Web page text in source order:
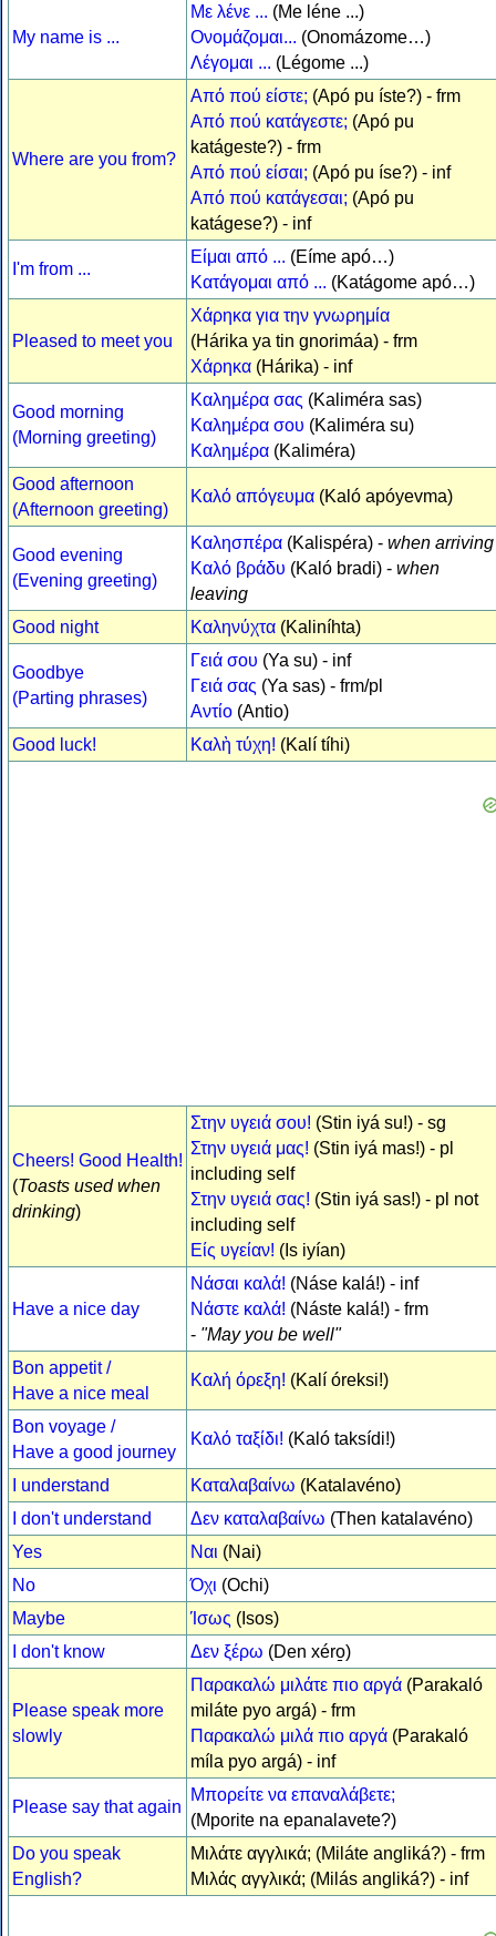
My name is ...
Με λένε ... (Me léne ...)
Ονομάζομαι... (Onomázome…)
Λέγομαι ... (Légome ...)
Where are you from?
Από πού είστε; (Apó pu íste?) - frm
Από πού κατάγεστε; (Apó pu
katágeste?) - frm
Από πού είσαι; (Apó pu íse?) - inf
Από πού κατάγεσαι; (Apó pu
katágese?) - inf
I'm from ...
Είμαι από ... (Eíme apó…)
Κατάγομαι από ... (Katágome apó…)
Pleased to meet you
Χάρηκα για την γνωρημία
(Hárika ya tin gnorimáa) - frm
Χάρηκα (Hárika) - inf
Good morning
(Morning greeting)
Καλημέρα σας (Kaliméra sas)
Καλημέρα σου (Kaliméra su)
Καλημέρα (Kaliméra)
Good afternoon
(Afternoon greeting)
Καλό απόγευμα (Kaló apóyevma)
Good evening
(Evening greeting)
Καλησπέρα (Kalispéra) - when arriving
Καλό βράδυ (Kaló bradi) - when
leaving
Good night
Καληνύχτα (Kaliníhta)
Goodbye
(Parting phrases)
Γειά σου (Ya su) - inf
Γειά σας (Ya sas) - frm/pl
Αντίο (Antio)
Good luck!
Καλὴ τύχη! (Kalí tíhi)
Cheers! Good Health!
(Toasts used when
drinking)
Στην υγειά σου! (Stin iyá su!) - sg
Στην υγειά μας! (Stin iyá mas!) - pl
including self
Στην υγειά σας! (Stin iyá sas!) - pl not
including self
Είς υγείαν! (Is iyían)
Have a nice day
Νάσαι καλά! (Náse kalá!) - inf
Νάστε καλά! (Náste kalá!) - frm
- "May you be well"
Bon appetit /
Have a nice meal
Καλή όρεξη! (Kalí óreksi!)
Bon voyage /
Have a good journey
Καλό ταξίδι! (Kaló taksídi!)
I understand Καταλαβαίνω (Katalavéno)
I don't understand
Δεν καταλαβαίνω (Then katalavéno)
Yes
Ναι (Nai)
No
Όχι (Ochi)
Maybe
Ίσως (Isos)
I don't know
Δεν ξέρω (Den xéro̱)
Please speak more
slowly
Παρακαλώ μιλάτε πιο αργά (Parakaló
miláte pyo argá) - frm
Παρακαλώ μιλά πιο αργά (Parakaló
míla pyo argá) - inf
Please say that again
Μπορείτε να επαναλάβετε;
(Mporite na epanalavete?)
Do you speak
English?
Μιλάτε αγγλικά; (Miláte angliká?) - frm
Μιλάς αγγλικά; (Milás angliká?) - inf